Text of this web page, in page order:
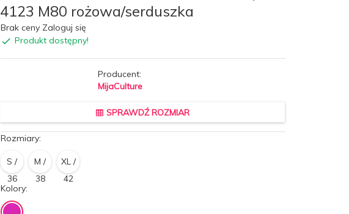
4123 M80 rożowa/serduszka
Brak ceny Zaloguj się
Produkt dostępny!
Producent:
MijaCulture
SPRAWDŹ ROZMIAR
Rozmiary:
S /
36
M /
38
XL /
42
Kolory: